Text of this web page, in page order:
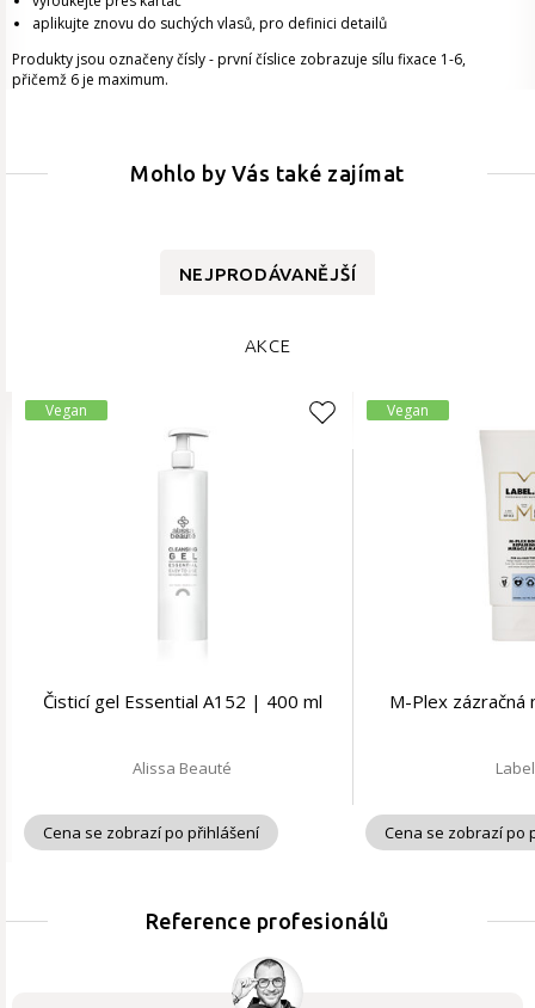
aplikujte znovu do suchých vlasů, pro definici detailů
Produkty jsou označeny čísly - první číslice zobrazuje sílu fixace 1-6,
přičemž 6 je maximum.
Mohlo by Vás také zajímat
NEJPRODÁVANĚJŠÍ
AKCE
Vegan
Čisticí gel Essential A152 | 400 ml
Alissa Beauté
Cena se zobrazí po přihlášení
Vegan
M-Plex
Cena se zobrazí po
Reference profesionálů